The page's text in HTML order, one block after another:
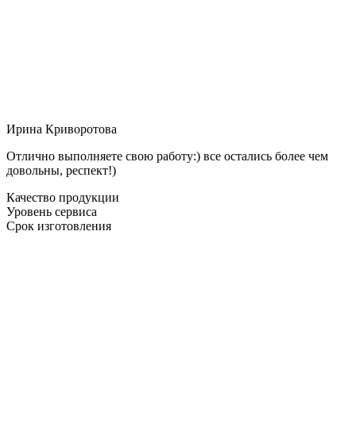
Ирина Криворотова
Отлично выполняете свою работу:) все остались более чем
довольны, респект!)
Качество продукции
Уровень сервиса
Срок изготовления